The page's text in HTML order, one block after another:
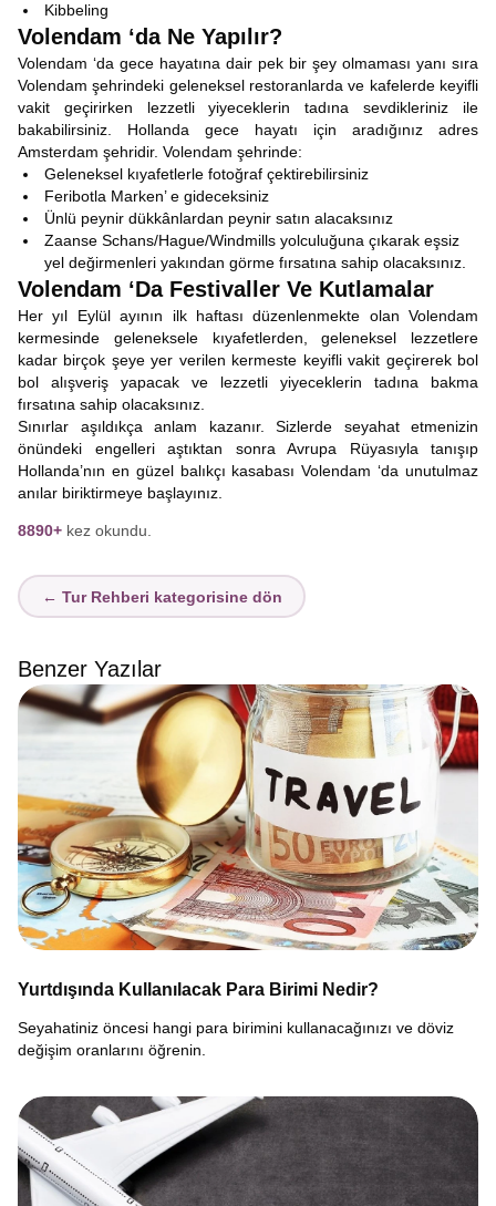
Kibbeling
Volendam ‘da Ne Yapılır?
Volendam ‘da gece hayatına dair pek bir şey olmaması yanı sıra
Volendam şehrindeki geleneksel restoranlarda ve kafelerde keyifli
vakit geçirirken lezzetli yiyeceklerin tadına sevdikleriniz ile
bakabilirsiniz. Hollanda gece hayatı için aradığınız adres
Amsterdam şehridir. Volendam şehrinde:
Geleneksel kıyafetlerle fotoğraf çektirebilirsiniz
Feribotla Marken’ e gideceksiniz
Ünlü peynir dükkânlardan peynir satın alacaksınız
Zaanse Schans/Hague/Windmills yolculuğuna çıkarak eşsiz
yel değirmenleri yakından görme fırsatına sahip olacaksınız.
Volendam ‘Da Festivaller Ve Kutlamalar
Her yıl Eylül ayının ilk haftası düzenlenmekte olan Volendam
kermesinde geleneksele kıyafetlerden, geleneksel lezzetlere
kadar birçok şeye yer verilen kermeste keyifli vakit geçirerek bol
bol alışveriş yapacak ve lezzetli yiyeceklerin tadına bakma
fırsatına sahip olacaksınız.
Sınırlar aşıldıkça anlam kazanır. Sizlerde seyahat etmenizin
önündeki engelleri aştıktan sonra Avrupa Rüyasıyla tanışıp
Hollanda’nın en güzel balıkçı kasabası Volendam ‘da unutulmaz
anılar biriktirmeye başlayınız.
8890+ kez okundu.
← Tur Rehberi kategorisine dön
Benzer Yazılar
Yurtdışında Kullanılacak Para Birimi Nedir?
Seyahatiniz öncesi hangi para birimini kullanacağınızı ve döviz
değişim oranlarını öğrenin.